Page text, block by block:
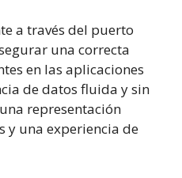
a través del puerto
una correcta
en las aplicaciones
de datos fluida y sin
representación
y una experiencia de